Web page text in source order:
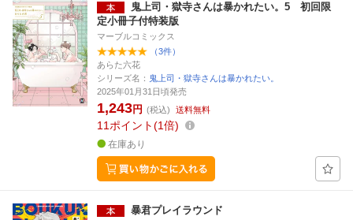
鬼上司・獄寺さんは暴かれたい。5 初回限
定小冊子付特装版
マーブルコミックス
（3件）
あらた六花
シリーズ名： 鬼上司・獄寺さんは暴かれたい。
2025年01月31日頃発売
1,243円 (税込) 送料無料
11 ポイント 1倍
在庫あり
暴君プレイラウンド